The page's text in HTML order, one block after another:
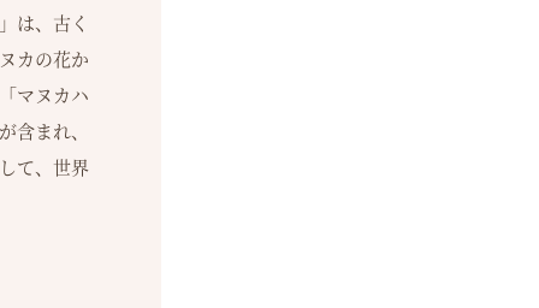
は、古く
カの花か
マヌカハ
含まれ、
て、世界